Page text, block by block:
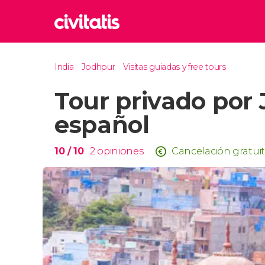
Reino
Turquía
India Jodhpur Visitas guiadas y free tours
Tour privado por
español
10/ 10 2 opiniones Cancelación